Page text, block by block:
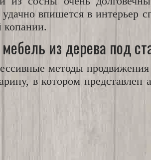
впишется в интерьер
из дерева под
методы
в котором